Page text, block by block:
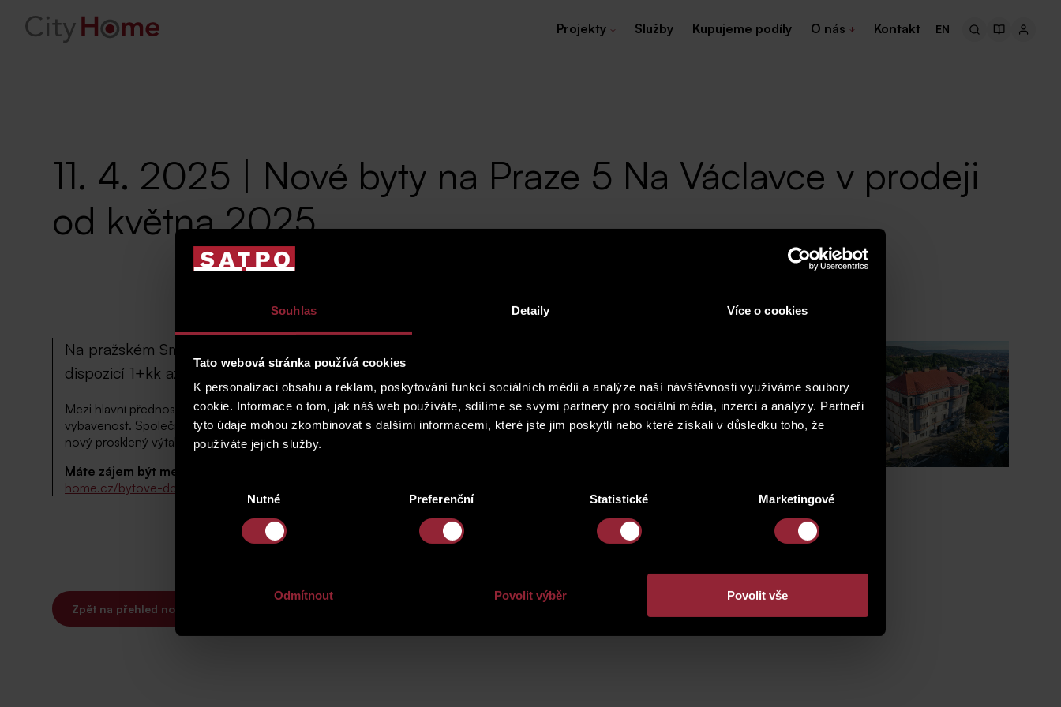
Souhlas Detaily Více o cookies
Tato webová stránka používá cookies
K personalizaci obsahu a reklam, poskytování funkcí sociálních médií a analýze naší návštěvnosti využíváme soubory
cookie. Informace o tom, jak náš web používáte, sdílíme se svými partnery pro sociální média, inzerci a analýzy. Partneři
tyto údaje mohou zkombinovat s dalšími informacemi, které jste jim poskytli nebo které získali v důsledku toho, že
používáte jejich služby.
Nutné Preferenční Statistické Marketingové
Odmítnout Povolit výběr Povolit vše
Projekty Služby Kupujeme podíly O nás Kontakt EN
11. 4. 2025 | Nové byty na Praze 5 Na Václavce v prodeji
od května 2025
Na pražském Smíchově, v klidné vilové čtvrti Malvazinky, připravujeme prodej bytových jednotek s
dispozicí 1+kk až 3+1 s možností úprav dle vašich potřeb.
Mezi hlavní přednosti patří prostorná společná zahrada, nádherné výhledy, výborná dopravní dostupnost a bohatá občanská
vybavenost. Společné prostory domu budou citlivě zrekonstruovány, přičemž zachováme původní prvky. Navíc bude instalován
nový prosklený výtah, přisazený k fasádě domu.
Máte zájem být mezi prvními, kdo obdrží nabídku?
home.cz/bytove-domy/na-vaclavce-34/rezidencni-dum
Zpět na přehled novinek